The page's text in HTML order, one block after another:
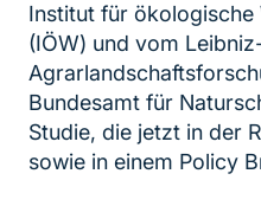
Institut für
(IÖW) und vom
Bundesamt für
Studie, die jetzt in der
sowie in einem Policy